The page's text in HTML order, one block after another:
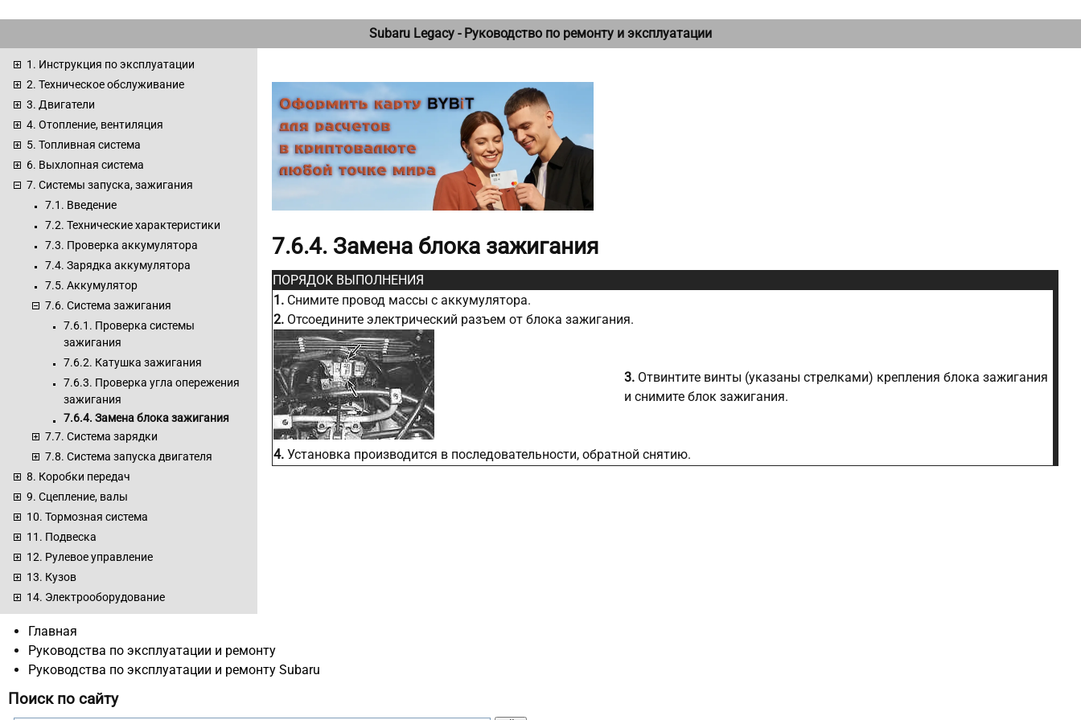
Subaru Legacy - Руководство по ремонту и эксплуатации
1. Инструкция по эксплуатации
2. Техническое обслуживание
3. Двигатели
4. Отопление, вентиляция
5. Топливная система
6. Выхлопная система
7. Системы запуска, зажигания
7.1. Введение
7.2. Технические характеристики
7.3. Проверка аккумулятора
7.4. Зарядка аккумулятора
7.5. Аккумулятор
7.6. Система зажигания
7.6.1. Проверка системы
зажигания
7.6.2. Катушка зажигания
7.6.3. Проверка угла опережения
зажигания
7.6.4. Замена блока зажигания
7.7. Система зарядки
7.8. Система запуска двигателя
8. Коробки передач
9. Сцепление, валы
10. Тормозная система
11. Подвеска
12. Рулевое управление
13. Кузов
14. Электрооборудование
7.6.4. Замена блока зажигания
ПОРЯДОК ВЫПОЛНЕНИЯ
1. Снимите провод массы с аккумулятора.
2. Отсоедините электрический разъем от блока зажигания.
3. Отвинтите винты (указаны стрелками) крепления блока зажигания
и снимите блок зажигания.
4. Установка производится в последовательности, обратной снятию.
Главная
Руководства по эксплуатации и ремонту
Руководства по эксплуатации и ремонту Subaru
Поиск по сайту